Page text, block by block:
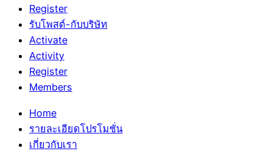
Register
รับโพสต์-กับบริษัท
Activate
Activity
Register
Members
Home
รายละเอียดโปรโมชั่น
เกี่ยวกับเรา